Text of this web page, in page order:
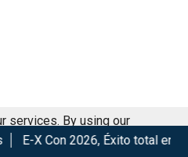
Éxito total en la convención.
services. By using our
of cookies.
Got it